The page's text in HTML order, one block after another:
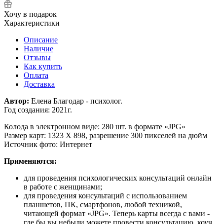
Хочу в подарок
Характеристики
Описание
Наличие
Отзывы
Как купить
Оплата
Доставка
Автор: Елена Благодар - психолог.
Год создания: 2021г.
Колода в электронном виде: 280 шт. в формате «JPG»
Размер карт: 1323 Х 898, разрешение 300 пикселей на дюйм
Источник фото: Интернет
Применяются:
для проведения психологических консультаций онлайн
в работе с женщинами;
для проведения консультаций с использованием
планшетов, ПК, смартфонов, любой техникой,
читающей формат «JPG». Теперь карты всегда с вами -
где бы вы небыли можете провести консультацию, коуч